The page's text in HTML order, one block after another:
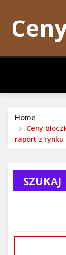
content
Home
Ceny
raport z rynku
SZUKAJ